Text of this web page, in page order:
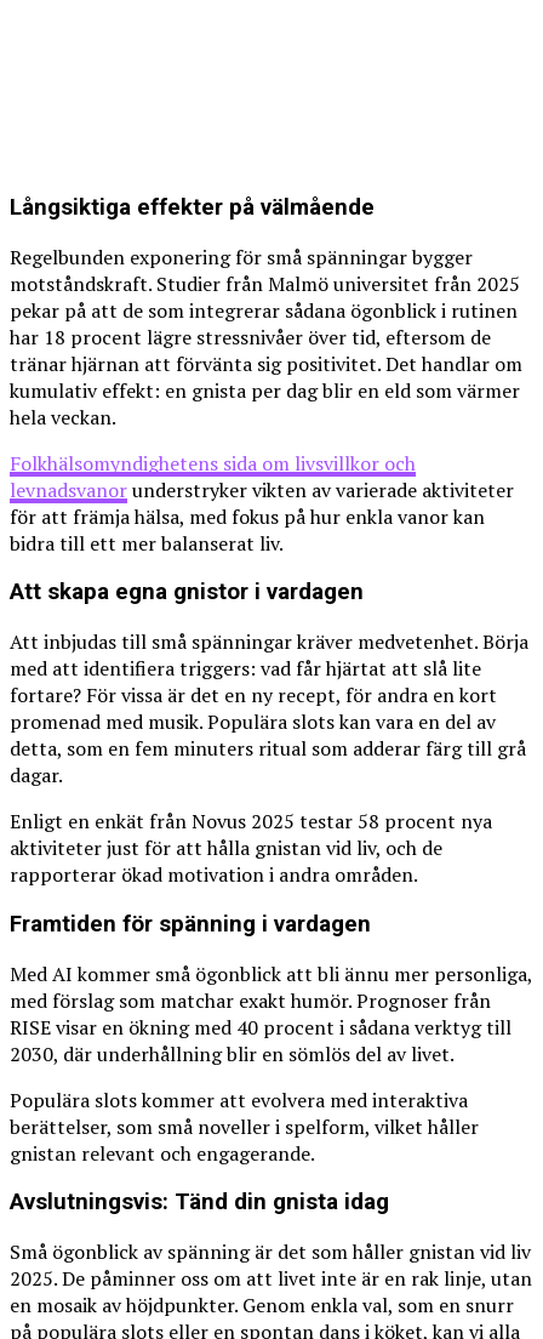
Långsiktiga effekter på välmående
Regelbunden exponering för små spänningar bygger
motståndskraft. Studier från Malmö universitet från 2025
pekar på att de som integrerar sådana ögonblick i rutinen
har 18 procent lägre stressnivåer över tid, eftersom de
tränar hjärnan att förvänta sig positivitet. Det handlar om
kumulativ effekt: en gnista per dag blir en eld som värmer
hela veckan.
Folkhälsomyndighetens sida om livsvillkor och
levnadsvanorunderstryker vikten av varierade aktiviteter
för att främja hälsa, med fokus på hur enkla vanor kan
bidra till ett mer balanserat liv.
Att skapa egna gnistor i vardagen
Att inbjudas till små spänningar kräver medvetenhet. Börja
med att identifiera triggers: vad får hjärtat att slå lite
fortare? För vissa är det en ny recept, för andra en kort
promenad med musik. Populära slots kan vara en del av
detta, som en fem minuters ritual som adderar färg till grå
dagar.
Enligt en enkät från Novus 2025 testar 58 procent nya
aktiviteter just för att hålla gnistan vid liv, och de
rapporterar ökad motivation i andra områden.
Framtiden för spänning i vardagen
Med AI kommer små ögonblick att bli ännu mer personliga,
med förslag som matchar exakt humör. Prognoser från
RISE visar en ökning med 40 procent i sådana verktyg till
2030, där underhållning blir en sömlös del av livet.
Populära slots kommer att evolvera med interaktiva
berättelser, som små noveller i spelform, vilket håller
gnistan relevant och engagerande.
Avslutningsvis: Tänd din gnista idag
Små ögonblick av spänning är det som håller gnistan vid liv
2025. De påminner oss om att livet inte är en rak linje, utan
en mosaik av höjdpunkter. Genom enkla val, som en snurr
på populära slots eller en spontan dans i köket, kan vi alla